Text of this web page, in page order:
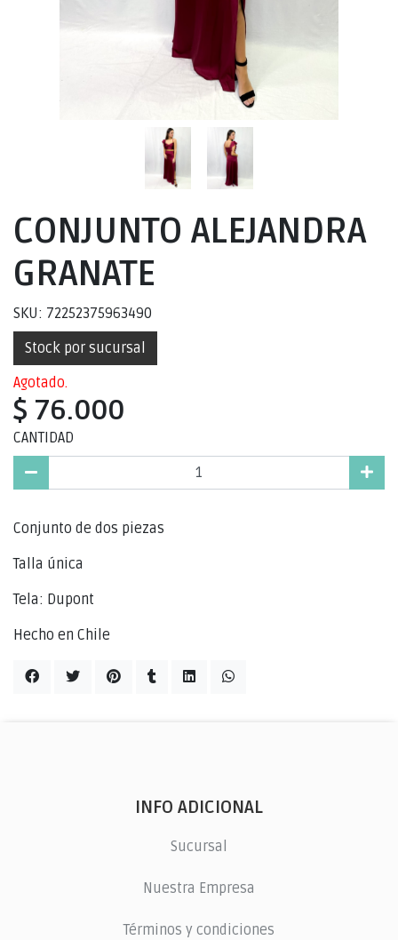
CONJUNTO ALEJANDRA
GRANATE
SKU: 72252375963490
Stock por sucursal
Agotado.
$ 76.000
CANTIDAD
Conjunto de dos piezas
Talla única
Tela: Dupont
Hecho en Chile
INFO ADICIONAL
Sucursal
Nuestra Empresa
Términos y condiciones